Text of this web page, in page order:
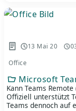
13 Mai 20
Office
Microsoft
Kann Teams
Offiziell unterstützt
Teams dennoch auf